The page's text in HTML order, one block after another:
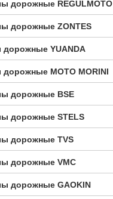
дорожные REGULMOTO
дорожные ZONTES
дорожные YUANDA
дорожные МОТО MORINI
дорожные BSE
дорожные STELS
дорожные TVS
дорожные VMC
дорожные GAOKIN